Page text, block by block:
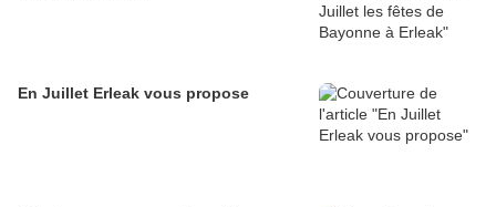
En Juillet Erleak vous propose